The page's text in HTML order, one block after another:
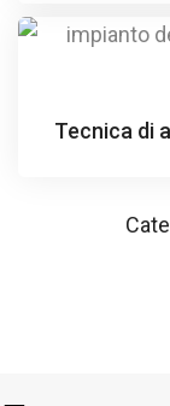
Tecnica di